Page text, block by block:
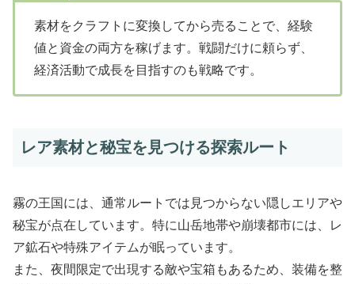
素材をクラフトに変換してから売ることで、経験
値と資金の両方を稼げます。戦闘だけに頼らず、
経済活動で成長を目指すのも戦略です。
レア素材と秘宝を見つける探索ルート
霧の王国には、通常ルートでは見つからない隠しエリアや
秘宝が点在しています。特に山岳地帯や崩壊都市には、レ
ア鉱石や特殊アイテムが眠っています。
また、夜間限定で出現する敵や宝箱もあるため、装備を整